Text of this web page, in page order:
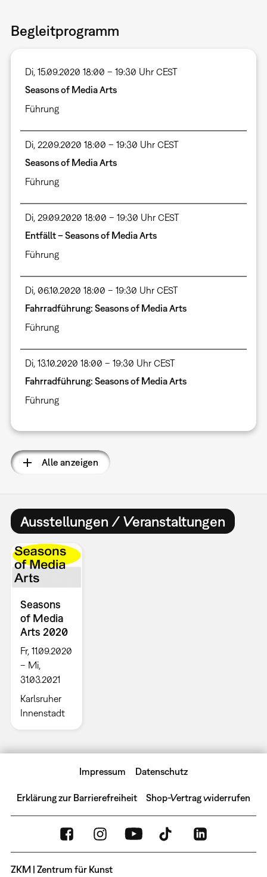
Begleitprogramm
Di, 15.09.2020 18:00 – 19:30 Uhr CEST
Seasons of Media Arts
Führung
Di, 22.09.2020 18:00 – 19:30 Uhr CEST
Seasons of Media Arts
Führung
Di, 29.09.2020 18:00 – 19:30 Uhr CEST
Entfällt – Seasons of Media Arts
Führung
Di, 06.10.2020 18:00 – 19:30 Uhr CEST
Fahrradführung: Seasons of Media Arts
Führung
Di, 13.10.2020 18:00 – 19:30 Uhr CEST
Fahrradführung: Seasons of Media Arts
Führung
Alle anzeigen
Ausstellungen / Veranstaltungen
Seasons
of Media
Arts 2020
Fr, 11.09.2020
– Mi,
31.03.2021
Karlsruher
Innenstadt
Impressum Datenschutz
Erklärung zur Barrierefreiheit Shop-Vertrag widerrufen
ZKM | Zentrum für Kunst